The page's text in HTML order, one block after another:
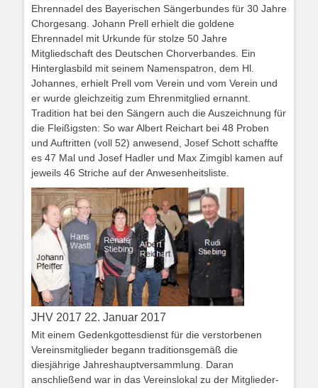
Ehrennadel des Bayerischen Sängerbundes für 30 Jahre
Chorgesang. Johann Prell erhielt die goldene
Ehrennadel mit Urkunde für stolze 50 Jahre
Mitgliedschaft des Deutschen Chorverbandes. Ein
Hinterglasbild mit seinem Namenspatron, dem Hl.
Johannes, erhielt Prell vom Verein und vom Verein und
er wurde gleichzeitig zum Ehrenmitglied ernannt.
Tradition hat bei den Sängern auch die Auszeichnung für
die Fleißigsten: So war Albert Reichart bei 48 Proben
und Auftritten (voll 52) anwesend, Josef Schott schaffte
es 47 Mal und Josef Hadler und Max Zimgibl kamen auf
jeweils 46 Striche auf der Anwesenheitsliste.
JHV 2017 22. Januar 2017
Mit einem Gedenkgottesdienst für die verstorbenen
Vereinsmitglieder begann traditionsgemäß die
diesjährige Jahreshauptversammlung. Daran
anschließend war in das Vereinslokal zu der Mitglieder-